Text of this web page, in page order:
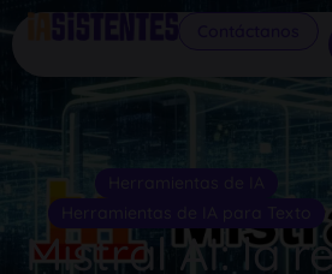
Mistral AI: la